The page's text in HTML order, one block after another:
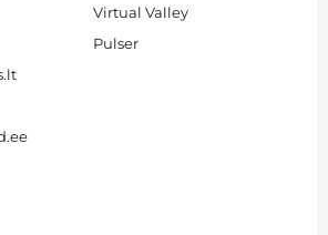
Virtual Valley
Pulser